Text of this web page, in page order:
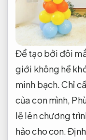
Để tạo bởi đôi
giới không hề
minh bạch.Chỉ
của con mình,
lẽ lên chương
hảo cho con.